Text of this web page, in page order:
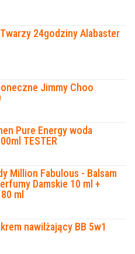
24godziny Alabaster
Jimmy Choo
Pure Energy woda
TESTER
Million Fabulous - Balsam
Damskie 10 ml +
ml
nawilżający BB 5w1